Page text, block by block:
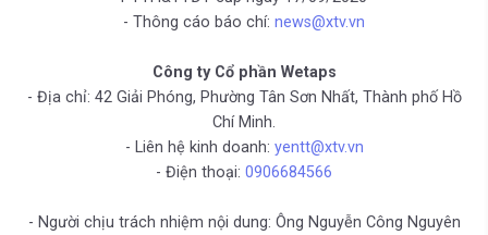
- Thông cáo báo chí: news@xtv.vn
Công ty Cổ phần Wetaps
- Địa chỉ: 42 Giải Phóng, Phường Tân Sơn Nhất, Thành phố Hồ
Chí Minh.
- Liên hệ kinh doanh: yentt@xtv.vn
- Điện thoại: 0906684566
- Người chịu trách nhiệm nội dung: Ông Nguyễn Công Nguyên